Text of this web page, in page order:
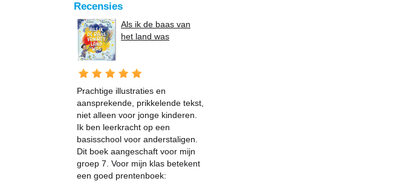
Recensies
Als ik de baas van
het land was
Prachtige illustraties en
aansprekende, prikkelende tekst,
niet alleen voor jonge kinderen.
Ik ben leerkracht op een
basisschool voor anderstaligen.
Dit boek aangeschaft voor mijn
groep 7. Voor mijn klas betekent
een goed prentenboek: